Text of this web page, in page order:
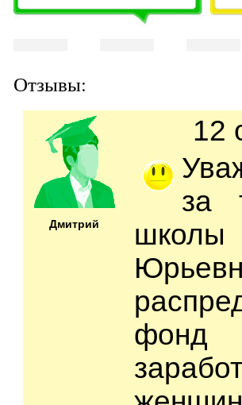
Отзывы:
Дмитрий
12
за